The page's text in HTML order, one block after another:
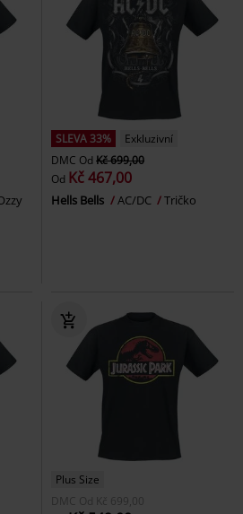
SLEVA 33%
Exkluzivní
DMC Od Kč 699,00
Od Kč 467,00
Hells Bells AC/DC Tričko
Plus Size
DMC Od Kč 699,00